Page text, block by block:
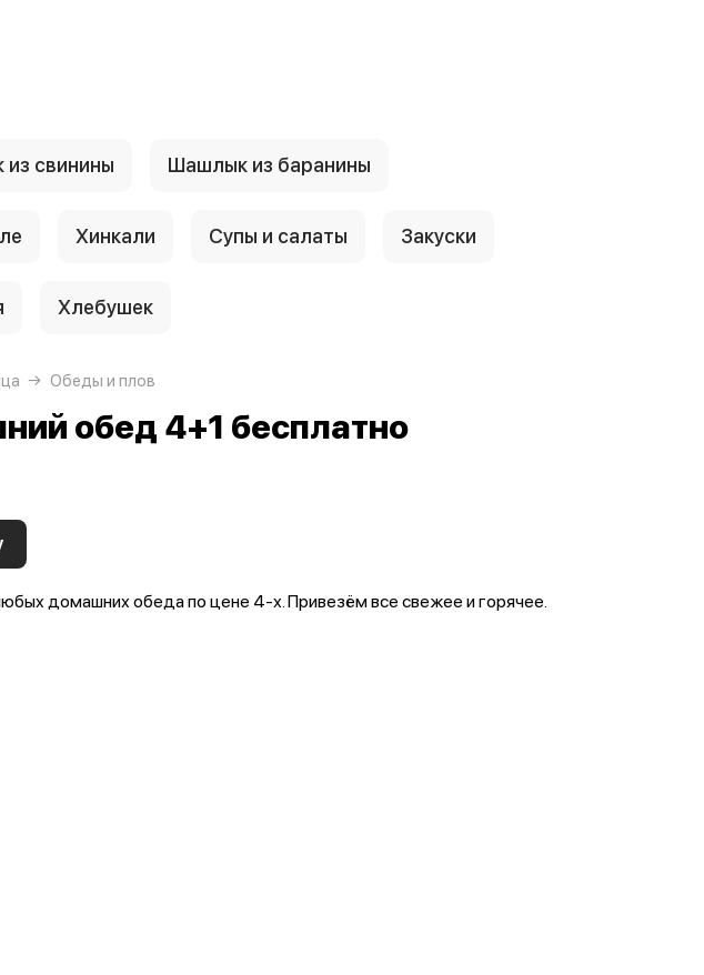
свинины Шашлык из баранины
Хинкали Супы и салаты Закуски
Хлебушек
Обеды и плов
обед 4+1 бесплатно
домашних обеда по цене 4-х. Привезём все свежее и горячее.